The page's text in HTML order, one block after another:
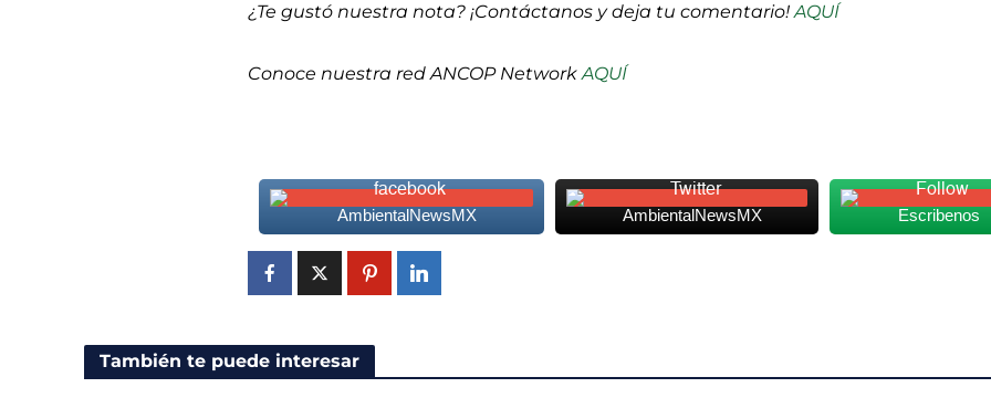
¿Te gustó nuestra nota? ¡Contáctanos y deja tu comentario!AQUÍ
Conoce nuestra red ANCOP NetworkAQUÍ
AmbientalNewsMX AmbientalNewsMX Escribenos
También te puede interesar